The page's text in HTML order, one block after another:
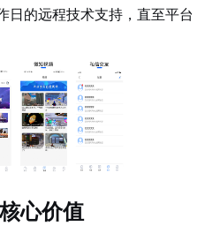
日的远程技术支持，直至平台
心价值